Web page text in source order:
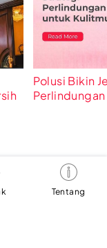
Polusi Bikin
Tentang